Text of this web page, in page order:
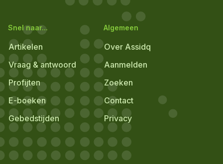
Snel naar...
Artikelen
Vraag & antwoord
Profijten
E-boeken
Gebedstijden
Algemeen
Over Assidq
Aanmelden
Zoeken
Contact
Privacy